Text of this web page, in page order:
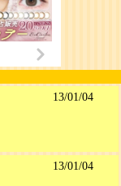
13/01/04
13/01/04